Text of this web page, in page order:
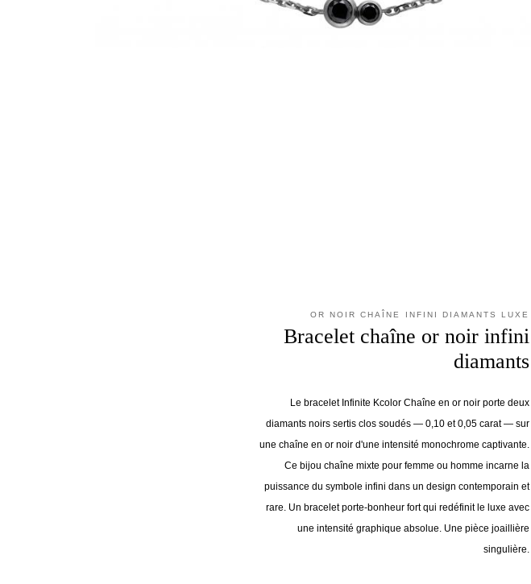
OR NOIR CHAÎNE INFINI DIAMANTS LUXE
Bracelet chaîne or noir infini
diamants
Le bracelet Infinite Kcolor Chaîne en or noir porte deux
diamants noirs sertis clos soudés — 0,10 et 0,05 carat — sur
une chaîne en or noir d'une intensité monochrome captivante.
Ce bijou chaîne mixte pour femme ou homme incarne la
puissance du symbole infini dans un design contemporain et
rare. Un bracelet porte-bonheur fort qui redéfinit le luxe avec
une intensité graphique absolue. Une pièce joaillière
singulière.